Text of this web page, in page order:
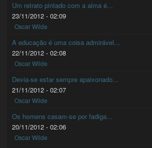
Um retrato pintado com a alma é...
23/11/2012 - 02:09
Oscar Wilde
A educação é uma coisa admirável...
22/11/2012 - 02:08
Oscar Wilde
Devia-se estar sempre apaixonado...
21/11/2012 - 02:07
Oscar Wilde
Os homens casam-se por fadiga...
20/11/2012 - 02:06
Oscar Wilde